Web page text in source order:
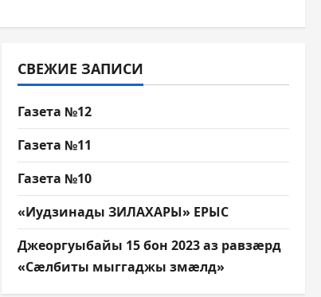
СВЕЖИЕ ЗАПИСИ
Газета №12
Газета №11
Газета №10
«Иудзинады ЗИЛАХАРЫ» ЕРЫС
Джеоргуыбайы 15 бон 2023 аз равзæрд
«Сæлбиты мыггаджы змæлд»